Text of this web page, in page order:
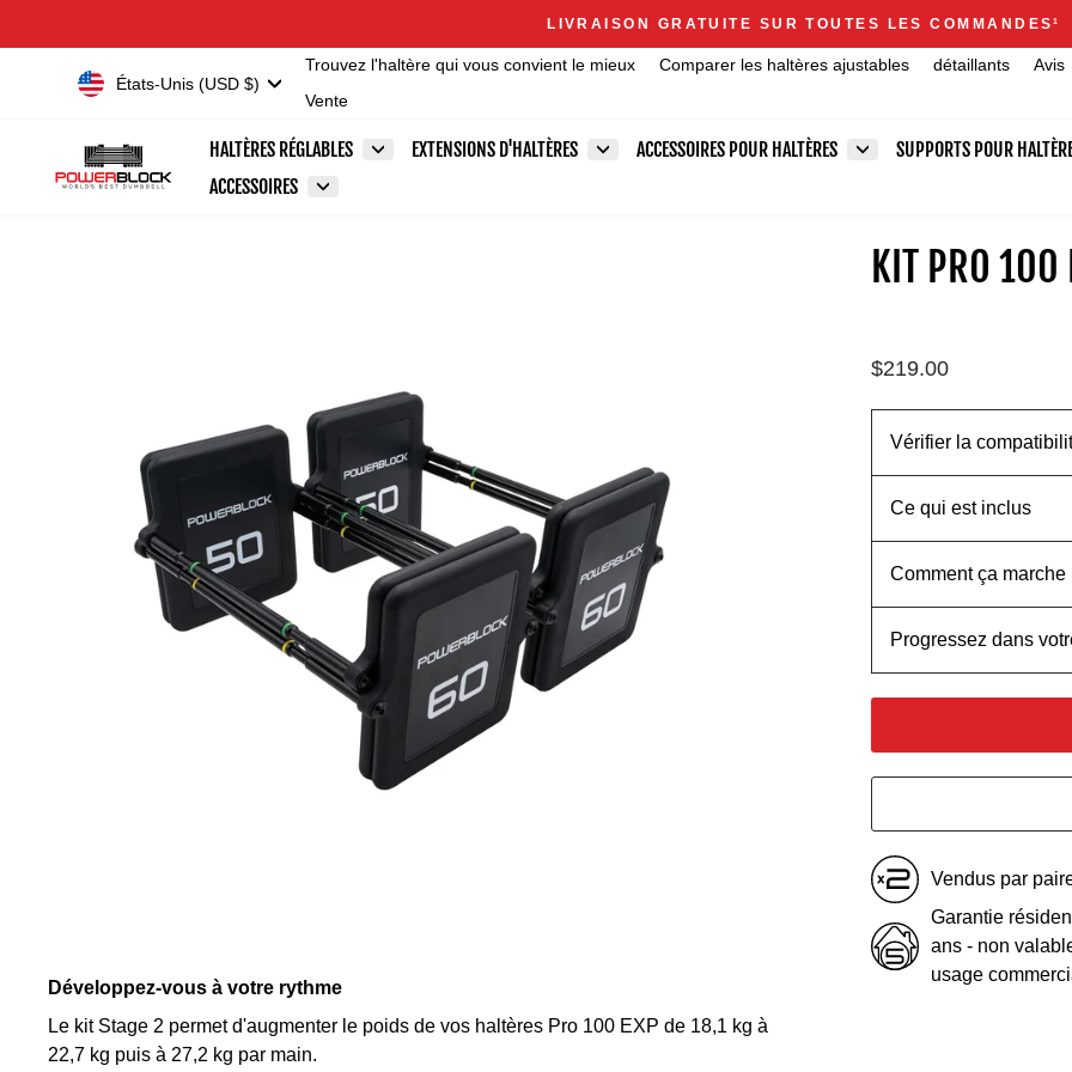
Diaporama
Pause
Announcements
LIVRAISON GRATUITE SUR TOUTES LES COMMANDES1
DeviseÉtats-Unis (USD $)
Trouvez l'haltère qui vous convient le mieux Comparer les haltères ajustables détaillants
Avis
Vente
HALTÈRES RÉGLABLES EXTENSIONS D'HALTÈRES ACCESSOIRES POUR HALTÈRES
SUPPORTS POUR
ACCESSOIRES
Développez-vous à votre rythme
Le kit Stage 2 permet d'augmenter le poids de vos haltères Pro 100 EXP de 18,1 kg à
22,7 kg puis à 27,2 kg par main.
KIT PRO 100
Prix
$219.00
Vérifier la
Ce qui est inclus
Comment ça marche
Progressez dans
Vendus par
Garantie
ans - non
usage